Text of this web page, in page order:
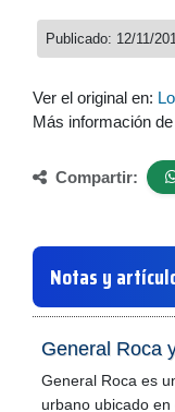
Publicado: 12/11/
Ver el original en:
Más información de
Compartir:
Notas y
General Roca
General Roca es
urbano ubicado